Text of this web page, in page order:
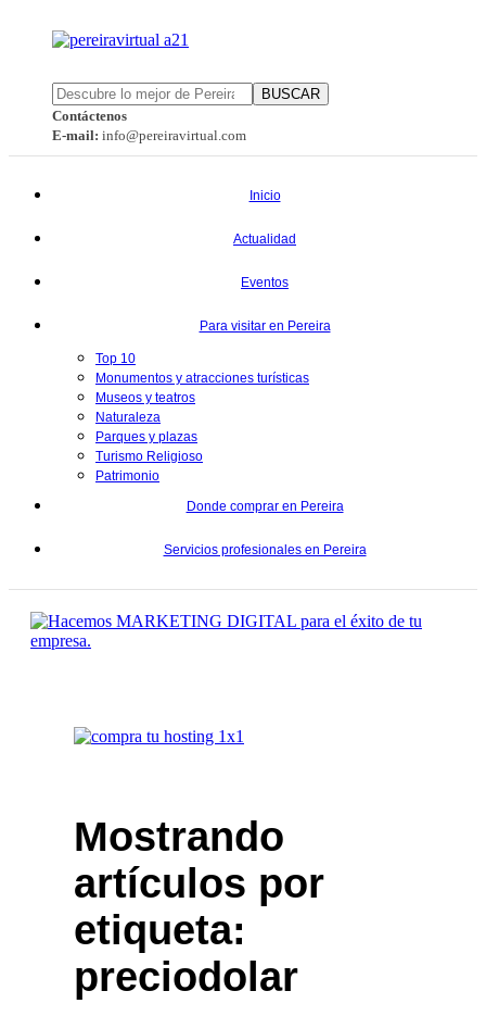
BUSCAR
Contáctenos
E-mail: info@pereiravirtual.com
Inicio
Actualidad
Eventos
Para visitar en Pereira
Top 10
Monumentos y atracciones turísticas
Museos y teatros
Naturaleza
Parques y plazas
Turismo Religioso
Patrimonio
Donde comprar en Pereira
Servicios profesionales en Pereira
Mostrando
artículos por
etiqueta:
preciodolar